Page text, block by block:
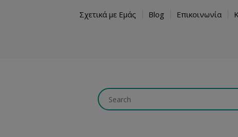
Σχετικά με Εμάς Blog Επικοινωνία